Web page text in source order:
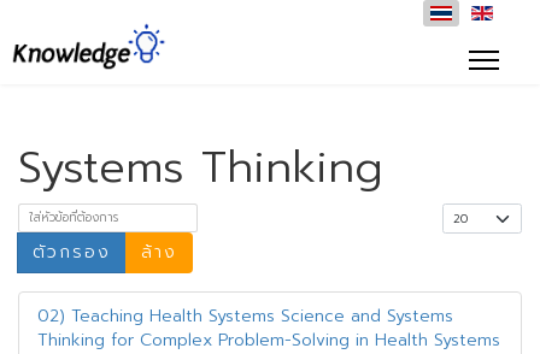
Systems Thinking
ใส่หัวข้อที่ต้องการ
ตัวกรอง
ล้าง
แสดง #
02) Teaching Health Systems Science and Systems
Thinking for Complex Problem-Solving in Health Systems